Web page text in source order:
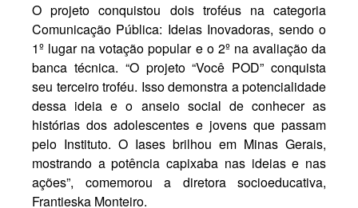
O projeto conquistou dois troféus na categoria
Comunicação Pública: Ideias Inovadoras, sendo o
1º lugar na votação popular e o 2º na avaliação da
banca técnica. “O projeto “Você POD” conquista
seu terceiro troféu. Isso demonstra a potencialidade
dessa ideia e o anseio social de conhecer as
histórias dos adolescentes e jovens que passam
pelo Instituto. O Iases brilhou em Minas Gerais,
mostrando a potência capixaba nas ideias e nas
ações”, comemorou a diretora socioeducativa,
Frantieska Monteiro.